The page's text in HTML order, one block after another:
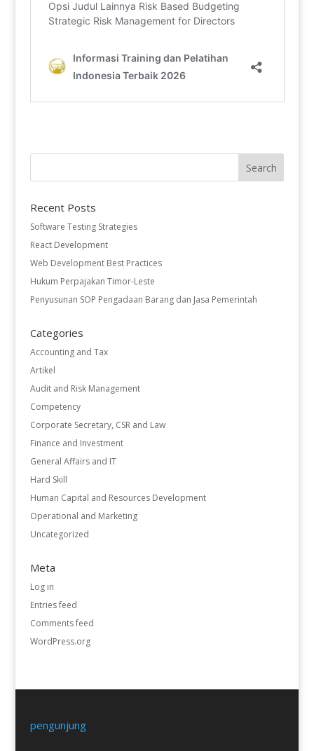
Recent Posts
Software Testing Strategies
React Development
Web Development Best Practices
Hukum Perpajakan Timor-Leste
Penyusunan SOP Pengadaan Barang dan Jasa Pemerintah
Categories
Accounting and Tax
Artikel
Audit and Risk Management
Competency
Corporate Secretary, CSR and Law
Finance and Investment
General Affairs and IT
Hard Skill
Human Capital and Resources Development
Operational and Marketing
Uncategorized
Meta
Log in
Entries feed
Comments feed
WordPress.org
pengunjung